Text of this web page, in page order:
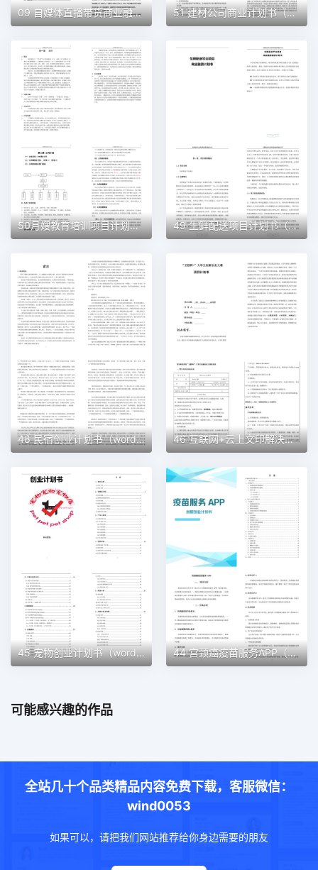
09 自媒体直播带货商业融资计划书（word+ppt配套）创业计划书word模板 51 建材公司商业计划书（word+ppt配套）创业计划书word模板
50月嫂教育培训项目计划书（word＋ppt配套）创业计划书word模板 49 生鲜配送项目计划书（word＋ppt配套）创业计划书word模板
48 民宿创业计划书（word＋ppt配套）创业计划书word模板 46 互联网+云上文印解决方案创业计划书（word＋ppt配套）创业计划书word模板
45 宠物创业计划书（word＋ppt配套）创业计划书word模板 44 宫颈癌疫苗服务APP（word＋ppt配套）创业计划书word模板
可能感兴趣的作品
全站几十个品类精品内容免费下载，客服微信：
wind0053
如果可以，请把我们网站推荐给你身边需要的朋友